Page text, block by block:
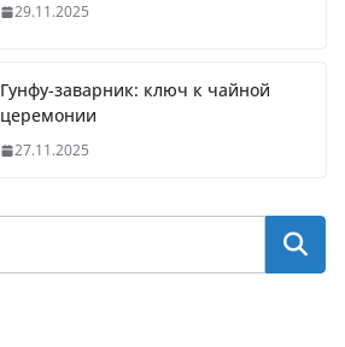
29.11.2025
Гунфу-заварник: ключ к чайной
церемонии
27.11.2025